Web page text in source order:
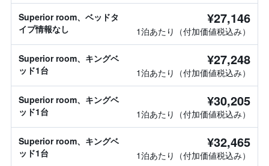
Superior room、ベッドタ
イプ情報なし
¥27,146
1泊あたり（付加価値税込み）
Superior room、キングベ
ッド1台
¥27,248
1泊あたり（付加価値税込み）
Superior room、キングベ
ッド1台
¥30,205
1泊あたり（付加価値税込み）
Superior room、キングベ
ッド1台
¥32,465
1泊あたり（付加価値税込み）